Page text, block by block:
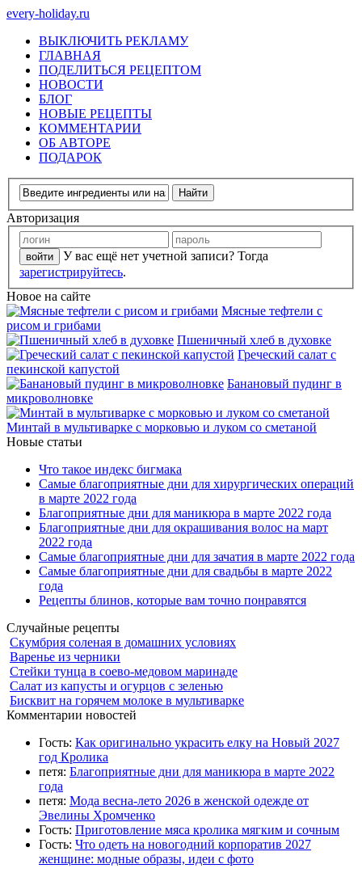
every-holiday.ru
ВЫКЛЮЧИТЬ РЕКЛАМУ
ГЛАВНАЯ
ПОДЕЛИТЬСЯ РЕЦЕПТОМ
НОВОСТИ
БЛОГ
НОВЫЕ РЕЦЕПТЫ
КОММЕНТАРИИ
ОБ АВТОРЕ
ПОДАРОК
Авторизация
У вас ещё нет учетной записи? Тогда
зарегистрируйтесь.
Новое на сайте
Мясные тефтели с
рисом и грибами
Пшеничный хлеб в духовке
Греческий салат с
пекинской капустой
Банановый пудинг в
микроволновке
Минтай в мультиварке с морковью и луком со сметаной
Новые статьи
Что такое индекс бигмака
Самые благоприятные дни для хирургических операций
в марте 2022 года
Благоприятные дни для маникюра в марте 2022 года
Благоприятные дни для окрашивания волос на март
2022 года
Самые благоприятные дни для зачатия в марте 2022 года
Самые благоприятные дни для свадьбы в марте 2022
года
Рецепты блинов, которые вам точно понравятся
Случайные рецепты
Скумбрия соленая в домашних условиях
Варенье из черники
Стейки тунца в соево-медовом маринаде
Салат из капусты и огурцов с зеленью
Бисквит на горячем молоке в мультиварке
Комментарии новостей
Гость: Как оригинально украсить елку на Новый 2027
год Кролика
петя: Благоприятные дни для маникюра в марте 2022
года
петя: Мода весна-лето 2026 в женской одежде от
Эвелины Хромченко
Гость: Приготовление мяса кролика мягким и сочным
Гость: Что одеть на новогодний корпоратив 2027
женщине: модные образы, идеи с фото